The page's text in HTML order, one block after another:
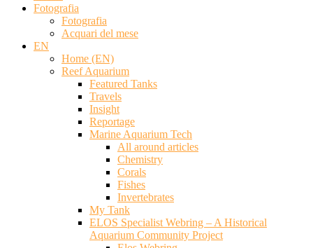
Fotografia
Fotografia
Acquari del mese
EN
Home (EN)
Reef Aquarium
Featured Tanks
Travels
Insight
Reportage
Marine Aquarium Tech
All around articles
Chemistry
Corals
Fishes
Invertebrates
My Tank
ELOS Specialist Webring – A Historical
Aquarium Community Project